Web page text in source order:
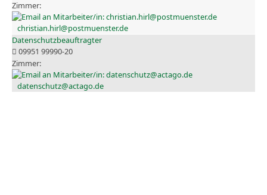
christian.hirl@postmuenster.de
Datenschutzbeauftragter
09951 99990-20
datenschutz@actago.de